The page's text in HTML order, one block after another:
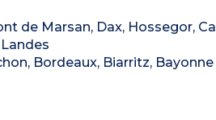
de Marsan, Dax, Hossegor,
Bordeaux, Biarritz, Bayonne